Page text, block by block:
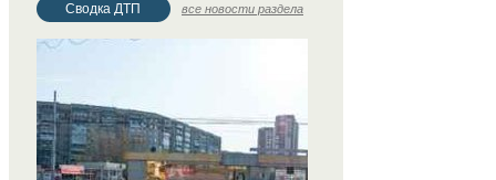
Сводка ДТП все новости раздела